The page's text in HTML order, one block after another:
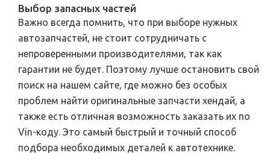
Выбор запасных частей
Важно всегда помнить, что при выборе нужных
автозапчастей, не стоит сотрудничать с
непроверенными производителями, так как
гарантии не будет. Поэтому лучше остановить свой
поиск на нашем сайте, где можно без особых
проблем найти оригинальные запчасти хендай, а
также есть отличная возможность заказать их по
Vin-коду. Это самый быстрый и точный способ
подбора необходимых деталей к автотехнике.